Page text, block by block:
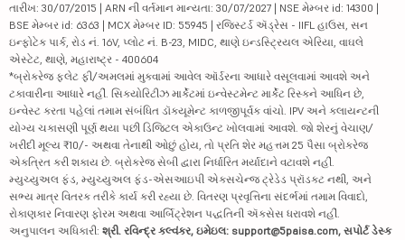
તારીખ: 30/07/2015 | ARN ની વર્તમાન માન્યતા: 30/07/2027 | NSE મેમ્બર id: 14300 |
BSE મેમ્બર id: 6363 | MCX મેમ્બર ID: 55945 | રજિસ્ટર્ડ ઍડ્રેસ - IIFL હાઉસ, સન
ઇન્ફોટેક પાર્ક, રોડ નં. 16V, પ્લોટ નં. B-23, MIDC, થાણે ઇન્ડસ્ટ્રિયલ એરિયા, વાઘલે
એસ્ટેટ, થાણે, મહારાષ્ટ્ર - 400604
*બ્રોકરેજ ફ્લેટ ફી/અમલમાં મુકવામાં આવેલ ઑર્ડરના આધારે વસૂલવામાં આવશે અને
ટકાવારીના આધારે નહીં. સિક્યોરિટીઝ માર્કેટમાં ઇન્વેસ્ટમેન્ટ માર્કેટ રિસ્કને આધિન છે,
ઇન્વેસ્ટ કરતા પહેલાં તમામ સંબંધિત ડૉક્યૂમેન્ટ કાળજીપૂર્વક વાંચો. IPV અને ક્લાયન્ટની
યોગ્ય ચકાસણી પૂર્ણ થયા પછી ડિજિટલ એકાઉન્ટ ખોલવામાં આવશે. જો શેરનું વેચાણ/
ખરીદી મૂલ્ય ₹10/- અથવા તેનાથી ઓછું હોય, તો પ્રતિ શેર મહત્તમ 25 પૈસા બ્રોકરેજ
એકત્રિત કરી શકાય છે. બ્રોકરેજ સેબી દ્વારા નિર્ધારિત મર્યાદાને વટાવશે નહીં.
મ્યુચ્યુઅલ ફંડ, મ્યુચ્યુઅલ ફંડ-એસઆઇપી એક્સચેન્જ ટ્રેડેડ પ્રૉડક્ટ નથી, અને
સભ્ય માત્ર વિતરક તરીકે કાર્ય કરી રહ્યા છે. વિતરણ પ્રવૃત્તિના સંદર્ભમાં તમામ વિવાદો,
રોકાણકાર નિવારણ ફોરમ અથવા આર્બિટ્રેશન પદ્ધતિની ઍક્સેસ ધરાવશે નહીં.
અનુપાલન અધિકારી: શ્રી. રવિન્દ્ર કલ્વંકર, ઇમેઇલ: support@5paisa.com, સપોર્ટ ડેસ્ક